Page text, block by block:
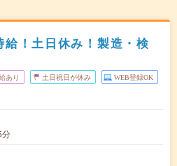
！土日休み！製造・検
あり 土日祝日が休み WEB登録OK
分